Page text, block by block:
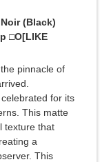
(Black)
□O[LIKE
pinnacle of
for its
This matte
texture that
a
This